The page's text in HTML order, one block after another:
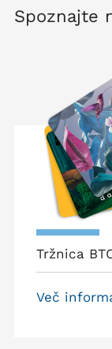
Spoznajte
Tržnica
Več